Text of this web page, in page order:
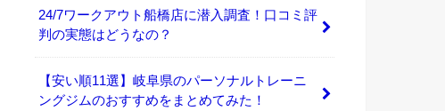
24/7ワークアウト船橋店に潜入調査！口コミ評
判の実態はどうなの？
【安い順11選】岐阜県のパーソナルトレーニ
ングジムのおすすめをまとめてみた！